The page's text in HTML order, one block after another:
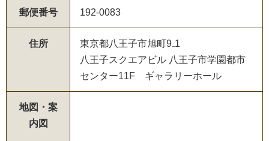
郵便番号 192-0083
住所
東京都八王子市旭町9₋1
八王子スクエアビル 八王子市学園都市
センター11F ギャラリーホール
地図・案
内図